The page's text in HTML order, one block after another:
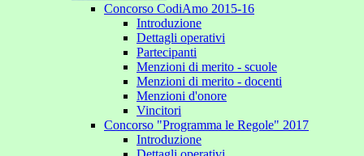
Concorso CodiAmo 2015-16
Introduzione
Dettagli operativi
Partecipanti
Menzioni di merito - scuole
Menzioni di merito - docenti
Menzioni d'onore
Vincitori
Concorso "Programma le Regole" 2017
Introduzione